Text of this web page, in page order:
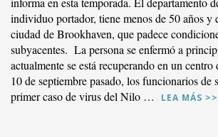
individuo portador, tiene menos de 50 años y
ciudad de Brookhaven, que padece
subyacentes. La persona se enfermó a
actualmente se está recuperando en un
10 de septiembre pasado, los funcionarios de
primer caso de virus del Nilo …
LEA MÁS >>